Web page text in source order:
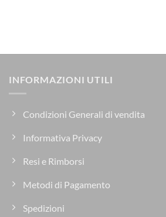
INFORMAZIONI UTILI
Condizioni Generali di vendita
Informativa Privacy
Resi e Rimborsi
Metodi di Pagamento
Spedizioni